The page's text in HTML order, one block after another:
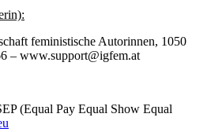
feministische Autorinnen, 1050
– www.support@igfem.at
(Equal Pay Equal Show Equal